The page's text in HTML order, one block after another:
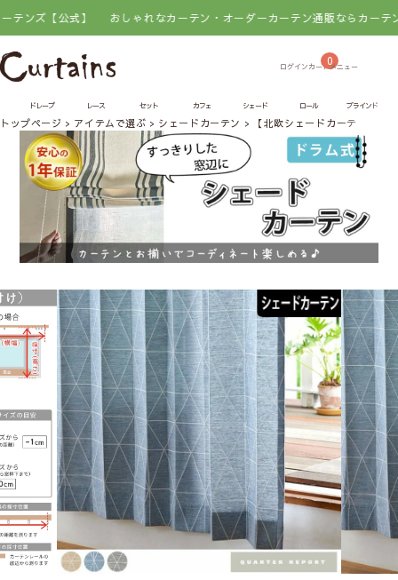
公式】 おしゃれなカーテン・オーダーカーテン通販ならカーテンズ【公式
0
ドレープ レース セット カフェ シェード ロール ブラインド
トップページ アイテムで選ぶ シェードカーテン 【北欧シェードカーテン】ヒ